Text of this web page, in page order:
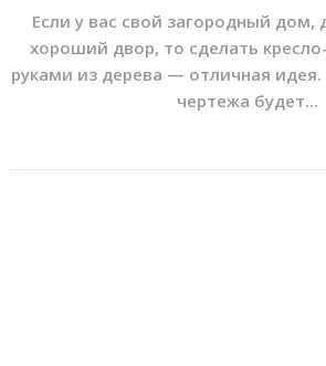
Если у вас свой загородный дом,
хороший двор, то сделать
руками из дерева — отличная идея.
чертежа будет...